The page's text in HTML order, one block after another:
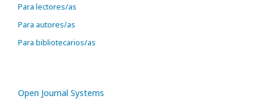
Para lectores/as
Para autores/as
Para bibliotecarios/as
Open Journal Systems